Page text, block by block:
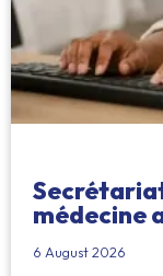
médecine
6 August 2026